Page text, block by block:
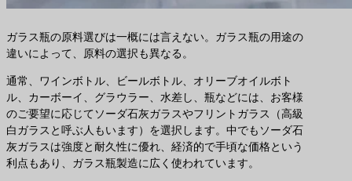
ガラス瓶の原料選びは一概には言えない。ガラス瓶の用途の
違いによって、原料の選択も異なる。
通常、ワインボトル、ビールボトル、オリーブオイルボト
ル、カーボーイ、グラウラー、水差し、瓶などには、お客様
のご要望に応じてソーダ石灰ガラスやフリントガラス（高級
白ガラスと呼ぶ人もいます）を選択します。中でもソーダ石
灰ガラスは強度と耐久性に優れ、経済的で手頃な価格という
利点もあり、ガラス瓶製造に広く使われています。